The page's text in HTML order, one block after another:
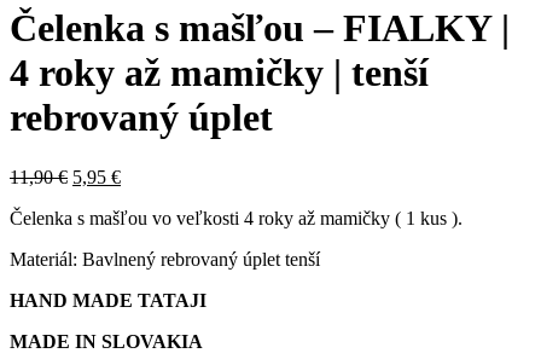
was:
11,90 €.5,95 €.
Čelenka s mašľou – FIALKY |
4 roky až mamičky | tenší
rebrovaný úplet
11,90€ Original
was:
5,95 €Current
is:
Čelenka s mašľou vo veľkosti 4 roky až mamičky ( 1 kus ).
Materiál: Bavlnený rebrovaný úplet tenší
HAND MADE TATAJI
MADE IN SLOVAKIA